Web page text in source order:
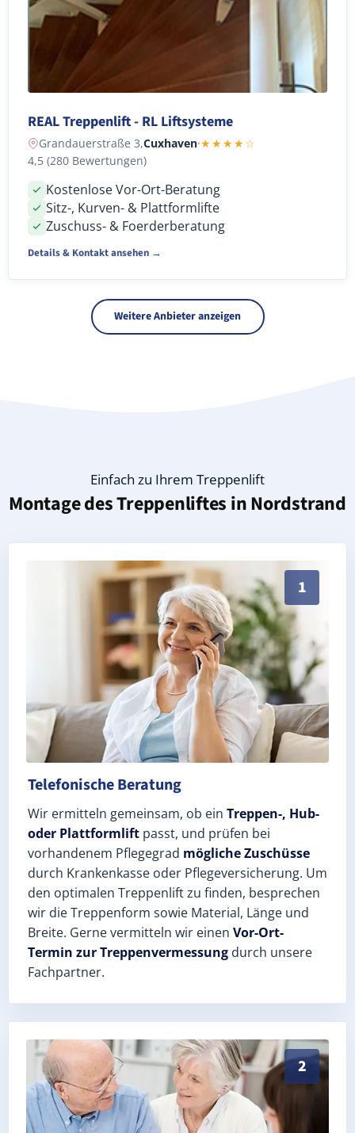
REAL Treppenlift - RL Liftsysteme
Grandauerstraße 3,Cuxhaven·★★★★☆
4,5 (280 Bewertungen)
Kostenlose Vor-Ort-Beratung
Sitz-, Kurven- & Plattformlifte
Zuschuss- & Foerderberatung
Details & Kontakt ansehen →
Weitere Anbieter anzeigen
Einfach zu Ihrem Treppenlift
Montage des Treppenliftes inNordstrand
1
Persönliche Treppenlift-Beratung in Nordstrand
Telefonische Beratung
Wir ermitteln gemeinsam, ob ein Treppen-, Hub-
oder Plattformlift passt, und prüfen bei
vorhandenem Pflegegrad mögliche Zuschüsse
durch Krankenkasse oder Pflegeversicherung. Um
den optimalen Treppenlift zu finden, besprechen
wir die Treppenform sowie Material, Länge und
Breite. Gerne vermitteln wir einen Vor-Ort-
Termin zur Treppenvermessung durch unsere
Fachpartner.
2
Exaktes Aufmaß in Nordstrand (Landkreis